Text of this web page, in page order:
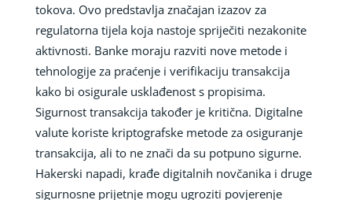
tokova. Ovo predstavlja značajan izazov za
regulatorna tijela koja nastoje spriječiti nezakonite
aktivnosti. Banke moraju razviti nove metode i
tehnologije za praćenje i verifikaciju transakcija
kako bi osigurale usklađenost s propisima.
Sigurnost transakcija također je kritična. Digitalne
valute koriste kriptografske metode za osiguranje
transakcija, ali to ne znači da su potpuno sigurne.
Hakerski napadi, krađe digitalnih novčanika i druge
sigurnosne prijetnje mogu ugroziti povjerenje